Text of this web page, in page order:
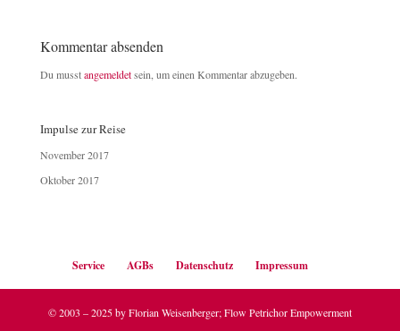
Kommentar absenden
Du musstangemeldetsein, um einen Kommentar abzugeben.
Impulse zur Reise
November 2017
Oktober 2017
Service AGBs Datenschutz Impressum
© 2003 – 2025 by Florian Weisenberger; Flow Petrichor Empowerment